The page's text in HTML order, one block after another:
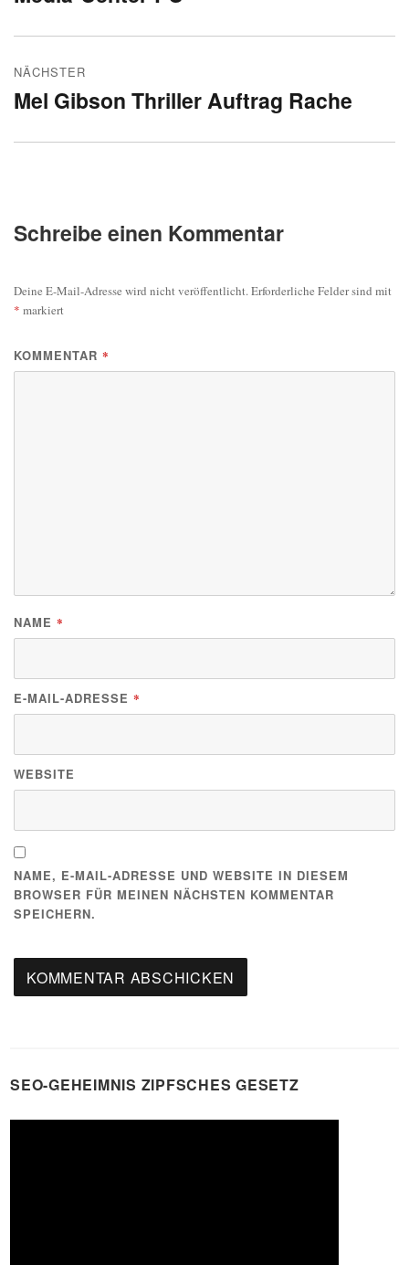
NÄCHSTER
Nächster
Mel Gibson Thriller Auftrag Rache
Schreibe einen Kommentar
Deine E-Mail-Adresse wird nicht veröffentlicht.Erforderliche Felder sind mit
* markiert
KOMMENTAR *
NAME *
E-MAIL-ADRESSE *
WEBSITE
NAME, E-MAIL-ADRESSE UND WEBSITE IN DIESEM
BROWSER FÜR MEINEN NÄCHSTEN KOMMENTAR
SPEICHERN.
SEO-GEHEIMNIS ZIPFSCHES GESETZ